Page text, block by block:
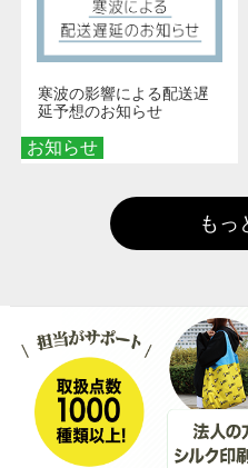
お知らせ
寒波の影響による配送遅
延予想のお知らせ
もっ